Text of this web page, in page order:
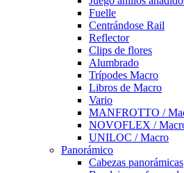
Fuelle
Centrándose Rail
Reflector
Clips de flores
Alumbrado
Trípodes Macro
Libros de Macro
Vario
MANFROTTO /
NOVOFLEX /
UNILOC / Macro
Panorámico
Cabezas panorámicas